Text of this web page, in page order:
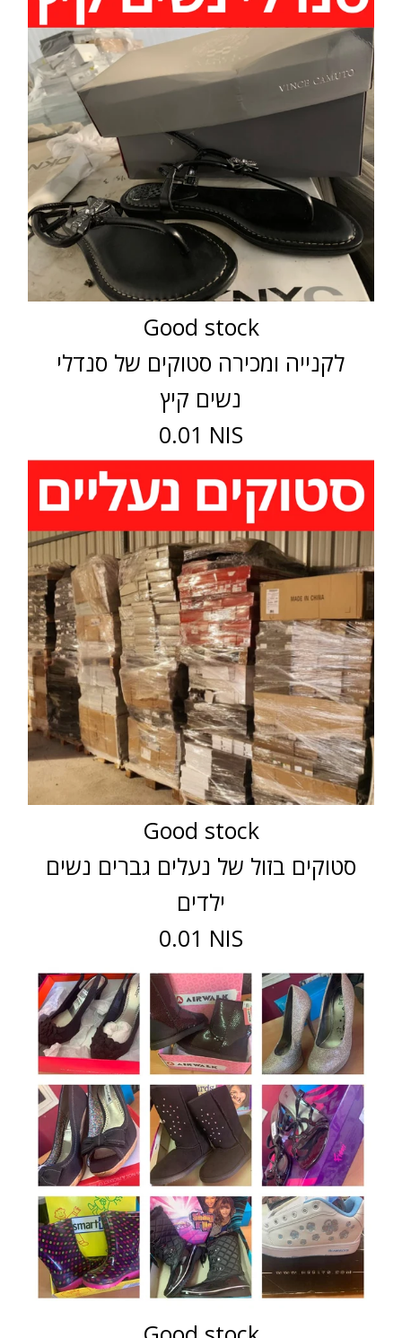
Good stock
לקנייה ומכירה סטוקים של סנדלי
נשים קיץ
0.01 NIS
Good stock
סטוקים בזול של נעלים גברים נשים
ילדים
0.01 NIS